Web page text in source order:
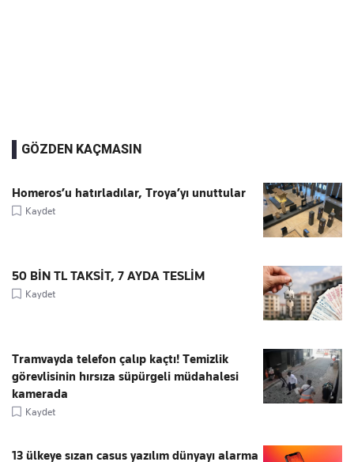
GÖZDEN KAÇMASIN
Homeros’u hatırladılar, Troya’yı unuttular
Kaydet
50 BİN TL TAKSİT, 7 AYDA TESLİM
Kaydet
Tramvayda telefon çalıp kaçtı! Temizlik
görevlisinin hırsıza süpürgeli müdahalesi
kamerada
Kaydet
13 ülkeye sızan casus yazılım dünyayı alarma